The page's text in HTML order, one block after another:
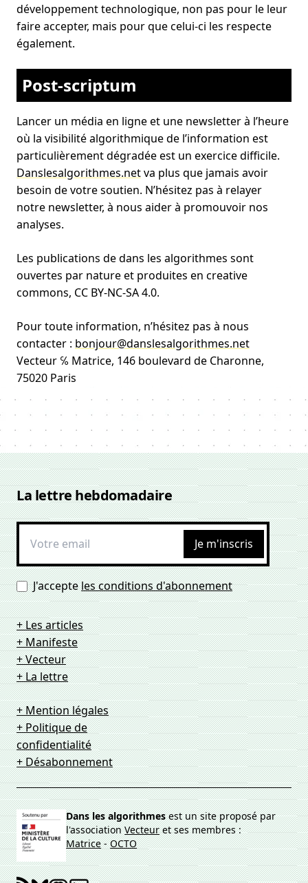
développement technologique, non pas pour le leur
faire accepter, mais pour que celui-ci les respecte
également.
Post-scriptum
Lancer un média en ligne et une newsletter à l’heure
où la visibilité algorithmique de l’information est
particulièrement dégradée est un exercice difficile.
Danslesalgorithmes.netva plus que jamais avoir
besoin de votre soutien. N’hésitez pas à relayer
notre newsletter, à nous aider à promouvoir nos
analyses.
Les publications de dans les algorithmes sont
ouvertes par nature et produites en creative
commons, CC BY-NC-SA 4.0.
Pour toute information, n’hésitez pas à nous
contacter : bonjour@danslesalgorithmes.net
Vecteur ℅ Matrice, 146 boulevard de Charonne,
75020 Paris
La lettre hebdomadaire
Je m'inscris
J'accepteles conditions d'abonnement
+ Les articles
+ Manifeste
+ Vecteur
+ La lettre
+ Mention légales
+ Politique de
confidentialité
+ Désabonnement
Dans les algorithmesest un site proposé par
l'associationVecteuret ses membres :
Matrice-OCTO